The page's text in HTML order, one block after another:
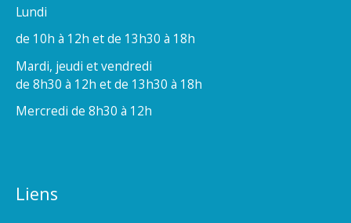
Lundi
de 10h à 12h et de 13h30 à 18h
Mardi, jeudi et vendredi
de 8h30 à 12h et de 13h30 à 18h
Mercredi de 8h30 à 12h
Liens